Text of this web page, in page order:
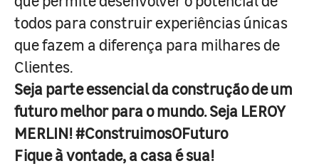
todos para construir experiências únicas
que fazem a diferença para milhares de
Clientes.
Seja parte essencial da construção de um
futuro melhor para o mundo. Seja LEROY
MERLIN! #ConstruimosOFuturo
Fique à vontade, a casa é sua!